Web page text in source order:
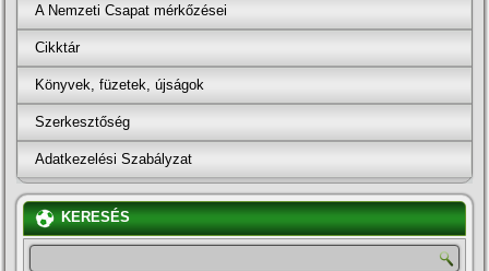
A Nemzeti Csapat mérkőzései
Cikktár
Könyvek, füzetek, újságok
Szerkesztőség
Adatkezelési Szabályzat
KERESÉS